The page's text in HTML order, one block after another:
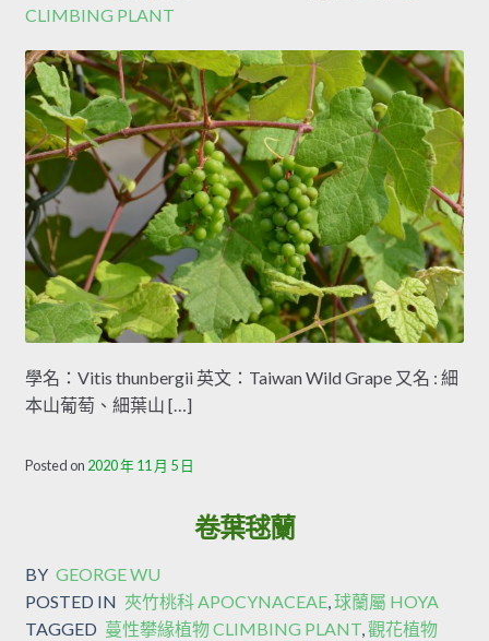
CLIMBING PLANT
學名：Vitis thunbergii 英文：Taiwan Wild Grape 又名 : 細
本山葡萄、細葉山 […]
Posted on 2020 年 11 月 5 日
卷葉毬蘭
BY GEORGE WU
POSTED IN 夾竹桃科 APOCYNACEAE,球蘭屬 HOYA
TAGGED 蔓性攀緣植物 CLIMBING PLANT,觀花植物